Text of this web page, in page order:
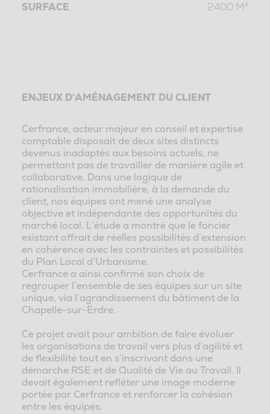
SURFACE 2400 M²
ENJEUX D'AMÉNAGEMENT DU CLIENT
Cerfrance, acteur majeur en conseil et expertise
comptable disposait de deux sites distincts
devenus inadaptés aux besoins actuels, ne
permettant pas de travailler de manière agile et
collaborative. Dans une logique de
rationalisation immobilière, à la demande du
client, nos équipes ont mené une analyse
objective et indépendante des opportunités du
marché local. L’étude a montré que le foncier
existant offrait de réelles possibilités d’extension
en cohérence avec les contraintes et possibilités
du Plan Local d’Urbanisme.
Cerfrance a ainsi confirmé son choix de
regrouper l’ensemble de ses équipes sur un site
unique, via l’agrandissement du bâtiment de la
Chapelle-sur-Erdre.
Ce projet avait pour ambition de faire évoluer
les organisations de travail vers plus d’agilité et
de flexibilité tout en s’inscrivant dans une
démarche RSE et de Qualité de Vie au Travail. Il
devait également refléter une image moderne
portée par Cerfrance et renforcer la cohésion
entre les équipes.